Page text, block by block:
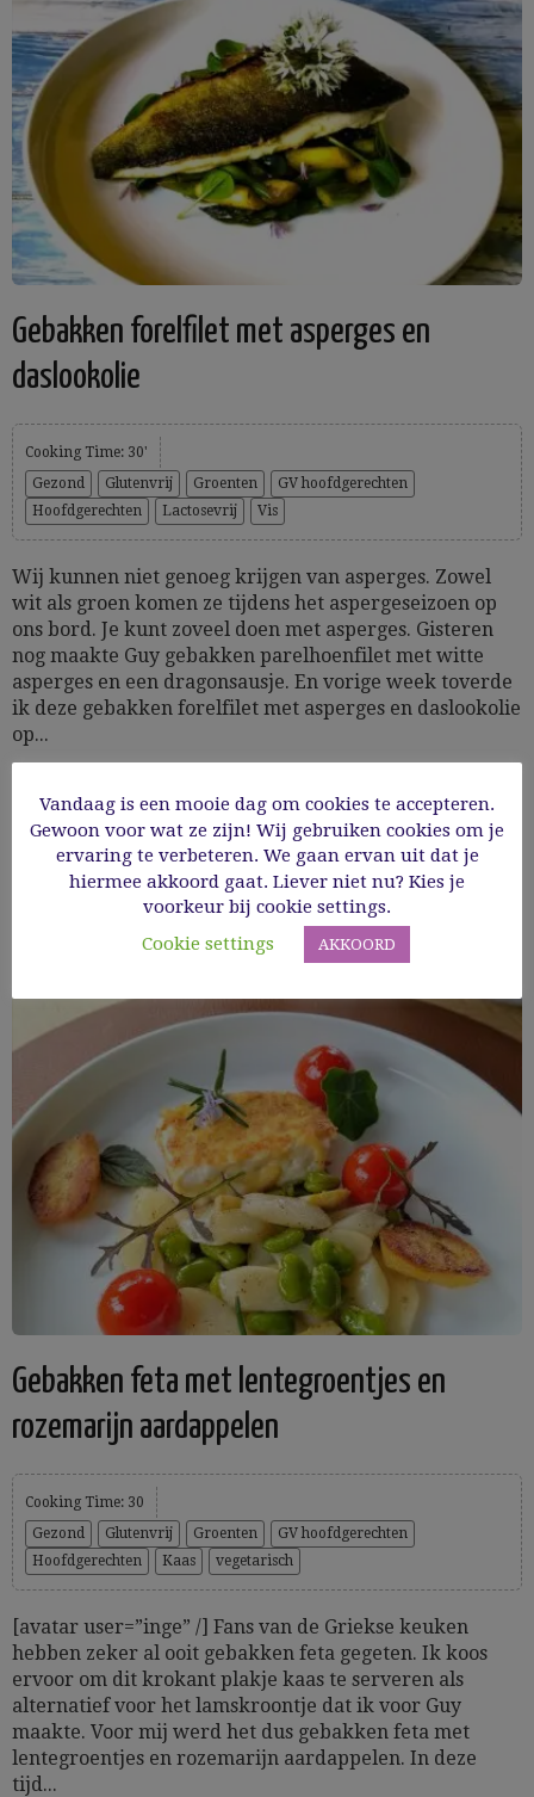
Gebakken forelfilet met asperges en
daslookolie
Cooking Time: 30'
Gezond
Glutenvrij Groenten
GV hoofdgerechten
Hoofdgerechten
Lactosevrij Vis
Wij kunnen niet genoeg krijgen van asperges. Zowel
wit als groen komen ze tijdens het aspergeseizoen op
ons bord. Je kunt zoveel doen met asperges. Gisteren
nog maakte Guy gebakken parelhoenfilet met witte
asperges en een dragonsausje. En vorige week toverde
ik deze gebakken forelfilet met asperges en daslookolie
op...
09/05/2022
Read More
Gebakken feta met lentegroentjes en
rozemarijn aardappelen
Cooking Time: 30
Gezond
Glutenvrij Groenten
GV hoofdgerechten
Hoofdgerechten
Kaas vegetarisch
[avatar user=”inge” /] Fans van de Griekse keuken
hebben zeker al ooit gebakken feta gegeten. Ik koos
ervoor om dit krokant plakje kaas te serveren als
alternatief voor het lamskroontje dat ik voor Guy
maakte. Voor mij werd het dus gebakken feta met
lentegroentjes en rozemarijn aardappelen. In deze
tijd...
Vandaag is een mooie dag om cookies te accepteren.
Gewoon voor wat ze zijn! Wij gebruiken cookies om je
ervaring te verbeteren. We gaan ervan uit dat je
hiermee akkoord gaat. Liever niet nu? Kies je
voorkeur bij cookie settings.
Cookie settings
AKKOORD